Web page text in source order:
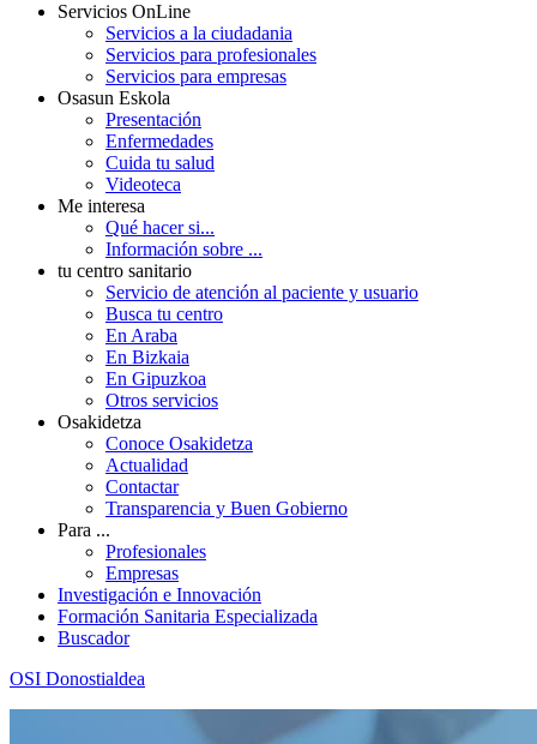
Servicios OnLine
Servicios a la ciudadania
Servicios para profesionales
Servicios para empresas
Osasun Eskola
Presentación
Enfermedades
Cuida tu salud
Videoteca
Me interesa
Qué hacer si...
Información sobre ...
tu centro sanitario
Servicio de atención al paciente y usuario
Busca tu centro
En Araba
En Bizkaia
En Gipuzkoa
Otros servicios
Osakidetza
Conoce Osakidetza
Actualidad
Contactar
Transparencia y Buen Gobierno
Para ...
Profesionales
Empresas
Investigación e Innovación
Formación Sanitaria Especializada
Buscador
OSI Donostialdea